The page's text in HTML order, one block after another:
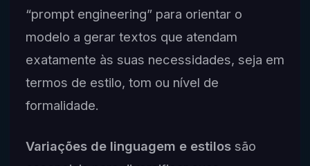
“prompt engineering” para orientar o
modelo a gerar textos que atendam
exatamente às suas necessidades, seja em
termos de estilo, tom ou nível de
formalidade.
Variações de linguagem e estilossão